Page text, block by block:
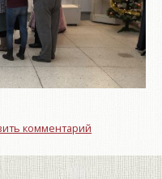
комментарий